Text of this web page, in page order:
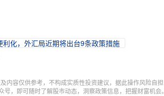
化，外汇局近期将出台9条政策措施
内容仅供参考，不构成实质性投资建议，据此操作风险自担
，即可随时了解股市动态，洞察政策信息，把握财富机会。